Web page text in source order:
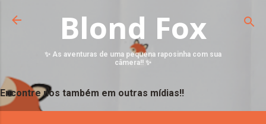
Blond Fox
✨ As aventuras de uma pequena raposinha com sua
câmera!! ✨
Encontre nos também em outras mídias!!